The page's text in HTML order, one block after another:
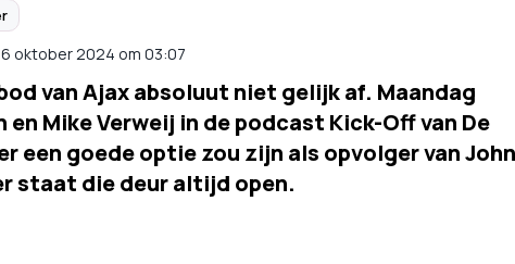
oktober 2024 om 03:07
van Ajax absoluut niet gelijk af. Maandag
Mike Verweij in de podcast Kick-Off van De
een goede optie zou zijn als opvolger van John
staat die deur altijd open.